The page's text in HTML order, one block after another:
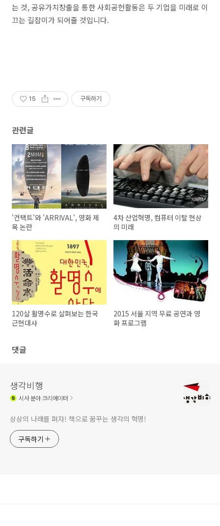
는 것, 공유가치창출을 통한 사회공헌활동은 두 기업을 미래로 이
끄는 길잡이가 되어줄 것입니다.
15 구독하기
관련글
'컨택트'와 'ARRIVAL', 영화 제
목 논란
4차 산업혁명, 컴퓨터 이탈 현상
의 미래
120살 활명수로 살펴보는 한국
근현대사
2015 서울 지역 무료 공연과 영
화 프로그램
댓글
생각비행
시사분야 크리에이터
상상의 나래를 펴자! 책으로 꿈꾸는 생각의 혁명!
구독하기